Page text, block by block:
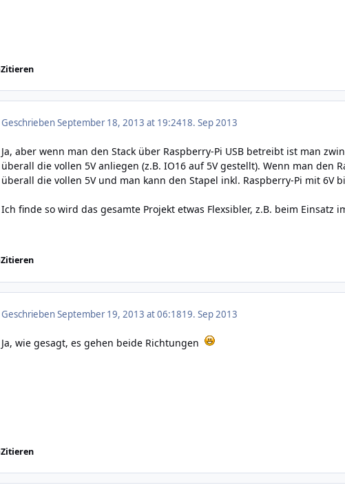
Zitieren
GeschriebenSeptember 18, 2013 at 19:2418. Sep 2013
Ja, aber wenn man den Stack über Raspberry-Pi USB betreibt ist man
überall die vollen 5V anliegen (z.B. IO16 auf 5V gestellt). Wenn man
überall die vollen 5V und man kann den Stapel inkl. Raspberry-Pi mit 6V
Ich finde so wird das gesamte Projekt etwas Flexsibler, z.B. beim Einsatz
Zitieren
GeschriebenSeptember 19, 2013 at 06:1819. Sep 2013
Ja, wie gesagt, es gehen beide Richtungen
Zitieren